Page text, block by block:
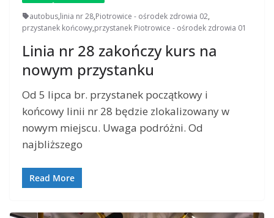
autobus,linia nr 28,Piotrowice - ośrodek zdrowia 02,
przystanek końcowy,przystanek Piotrowice - ośrodek zdrowia 01
Linia nr 28 zakończy kurs na
nowym przystanku
Od 5 lipca br. przystanek początkowy i
końcowy linii nr 28 będzie zlokalizowany w
nowym miejscu. Uwaga podróżni. Od
najbliższego
Read More